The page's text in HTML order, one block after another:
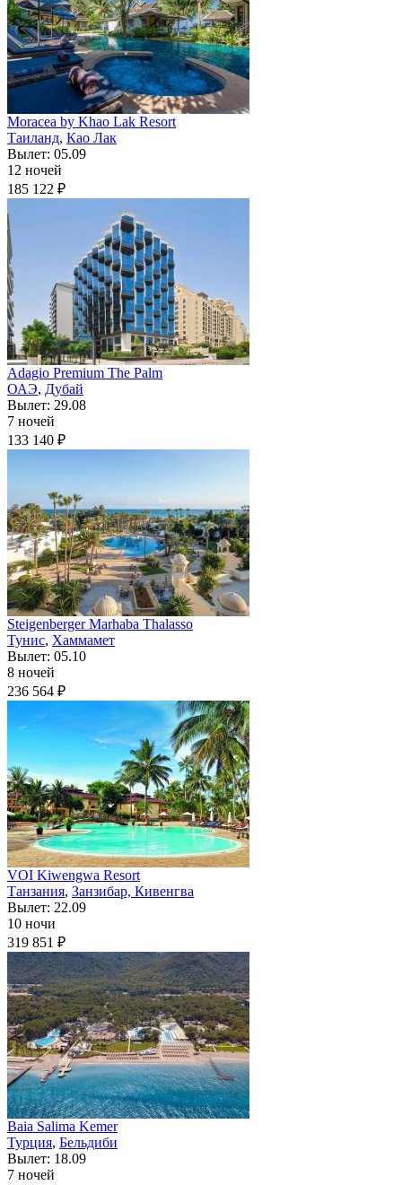
Moracea by Khao Lak Resort
Таиланд, Као Лак
Вылет: 05.09
12 ночей
185 122 ₽
Adagio Premium The Palm
ОАЭ, Дубай
Вылет: 29.08
7 ночей
133 140 ₽
Steigenberger Marhaba Thalasso
Тунис, Хаммамет
Вылет: 05.10
8 ночей
236 564 ₽
VOI Kiwengwa Resort
Танзания, Занзибар, Кивенгва
Вылет: 22.09
10 ночи
319 851 ₽
Baia Salima Kemer
Турция, Бельдиби
Вылет: 18.09
7 ночей